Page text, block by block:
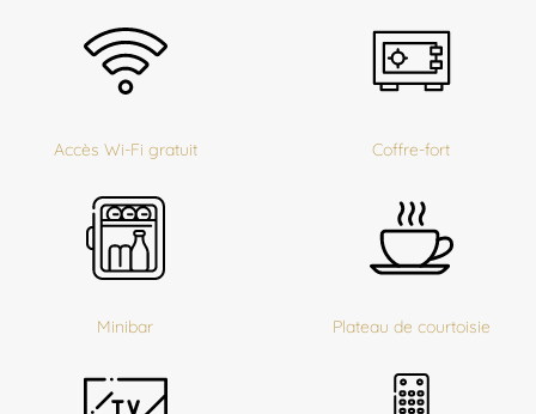
Accès Wi-Fi gratuit Coffre-fort
Minibar Plateau de courtoisie